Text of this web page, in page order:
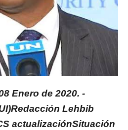
Enero de 2020. -
Lehbib
actualizaciónSituación